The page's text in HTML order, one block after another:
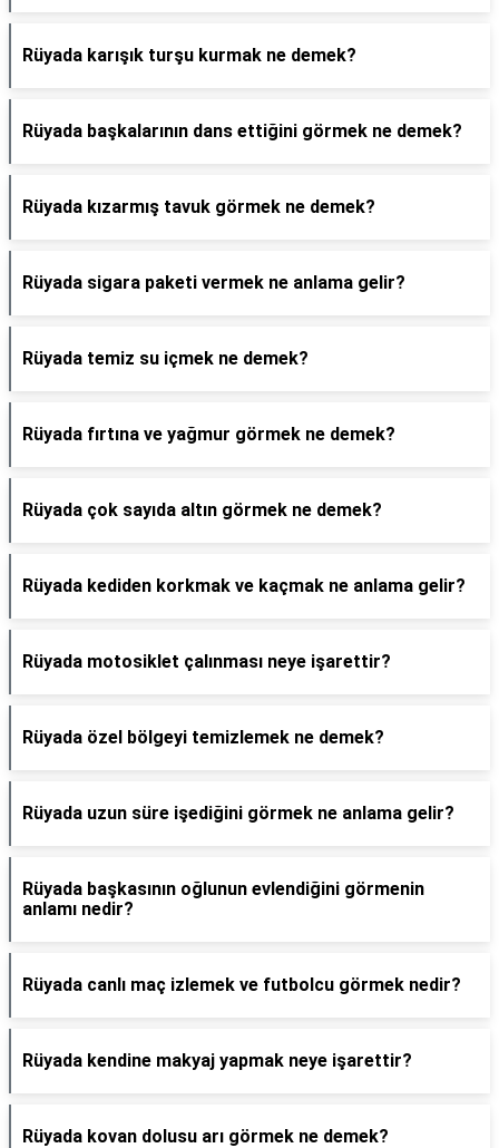
Rüyada karışık turşu kurmak ne demek?
Rüyada başkalarının dans ettiğini görmek ne demek?
Rüyada kızarmış tavuk görmek ne demek?
Rüyada sigara paketi vermek ne anlama gelir?
Rüyada temiz su içmek ne demek?
Rüyada fırtına ve yağmur görmek ne demek?
Rüyada çok sayıda altın görmek ne demek?
Rüyada kediden korkmak ve kaçmak ne anlama gelir?
Rüyada motosiklet çalınması neye işarettir?
Rüyada özel bölgeyi temizlemek ne demek?
Rüyada uzun süre işediğini görmek ne anlama gelir?
Rüyada başkasının oğlunun evlendiğini görmenin
anlamı nedir?
Rüyada canlı maç izlemek ve futbolcu görmek nedir?
Rüyada kendine makyaj yapmak neye işarettir?
Rüyada kovan dolusu arı görmek ne demek?